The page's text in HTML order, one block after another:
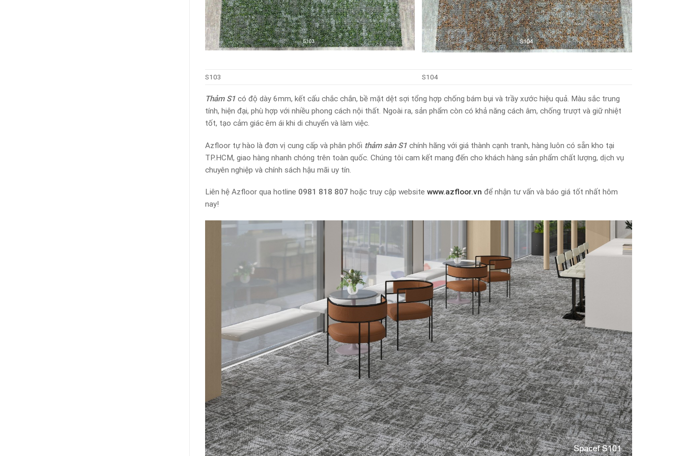
S103 S104
Thảm S1 có độ dày 6mm, kết cấu chắc chắn, bề mặt dệt sợi tổng hợp chống bám bụi và trầy xước hiệu quả. Màu sắc trung
tính, hiện đại, phù hợp với nhiều phong cách nội thất. Ngoài ra, sản phẩm còn có khả năng cách âm, chống trượt và giữ nhiệt
tốt, tạo cảm giác êm ái khi di chuyển và làm việc.
Azfloor tự hào là đơn vị cung cấp và phân phối thảm sàn S1 chính hãng với giá thành cạnh tranh, hàng luôn có sẵn kho tại
TP.HCM, giao hàng nhanh chóng trên toàn quốc. Chúng tôi cam kết mang đến cho khách hàng sản phẩm chất lượng, dịch vụ
chuyên nghiệp và chính sách hậu mãi uy tín.
Liên hệ Azfloor qua hotline 0981 818 807 hoặc truy cập website www.azfloor.vn để nhận tư vấn và báo giá tốt nhất hôm
nay!